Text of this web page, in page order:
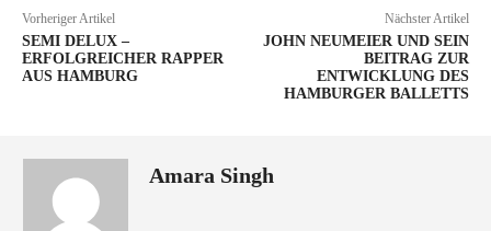
Vorheriger Artikel
SEMI DELUX –
ERFOLGREICHER RAPPER
AUS HAMBURG
Nächster Artikel
JOHN NEUMEIER UND SEIN
BEITRAG ZUR
ENTWICKLUNG DES
HAMBURGER BALLETTS
Amara Singh